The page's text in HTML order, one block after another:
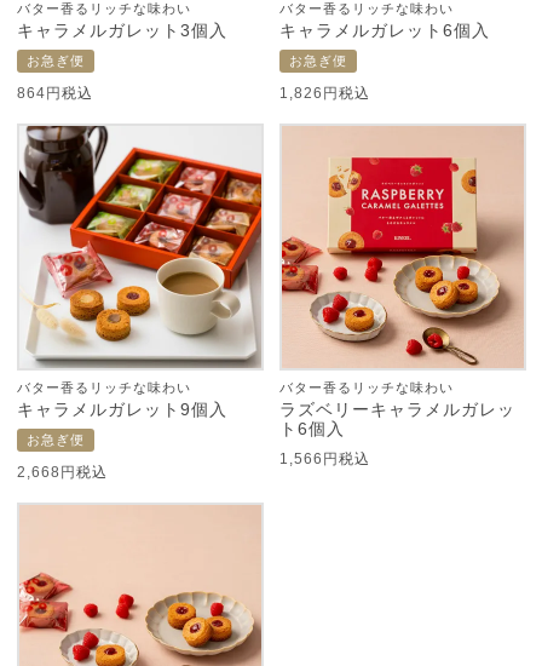
バター香るリッチな味わい
キャラメルガレット3個入
お急ぎ便
864 税込
バター香るリッチな味わい
キャラメルガレット6個入
お急ぎ便
1,826 税込
バター香るリッチな味わい
キャラメルガレット9個入
お急ぎ便
2,668 税込
バター香るリッチな味わい
ラズベリーキャラメルガレッ
ト6個入
1,566 税込